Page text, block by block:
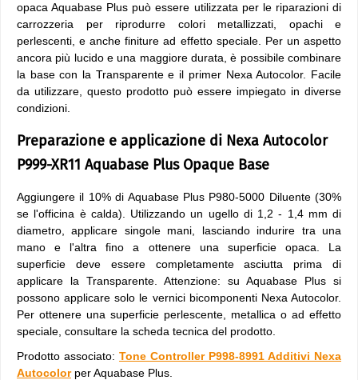
opaca Aquabase Plus può essere utilizzata per le riparazioni di
carrozzeria per riprodurre colori metallizzati, opachi e
perlescenti, e anche finiture ad effetto speciale. Per un aspetto
ancora più lucido e una maggiore durata, è possibile combinare
la base con la Transparente e il primer Nexa Autocolor. Facile
da utilizzare, questo prodotto può essere impiegato in diverse
condizioni.
Preparazione e applicazione di Nexa Autocolor
P999-XR11 Aquabase Plus Opaque Base
Aggiungere il 10% di Aquabase Plus P980-5000 Diluente (30%
se l'officina è calda). Utilizzando un ugello di 1,2 - 1,4 mm di
diametro, applicare singole mani, lasciando indurire tra una
mano e l'altra fino a ottenere una superficie opaca. La
superficie deve essere completamente asciutta prima di
applicare la Transparente. Attenzione: su Aquabase Plus si
possono applicare solo le vernici bicomponenti Nexa Autocolor.
Per ottenere una superficie perlescente, metallica o ad effetto
speciale, consultare la scheda tecnica del prodotto.
Prodotto associato: Tone Controller P998-8991 Additivi Nexa
Autocolorper Aquabase Plus.